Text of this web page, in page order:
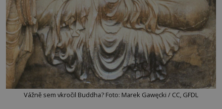
Vážně sem vkročil Buddha? Foto: Marek Gawęcki / CC, GFDL